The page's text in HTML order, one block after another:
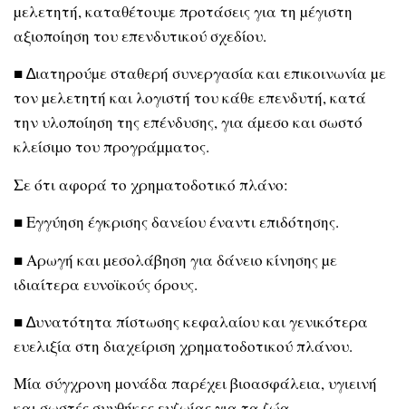
µελετητή, καταθέτουµε προτάσεις για τη µέγιστη
αξιοποίηση του επενδυτικού σχεδίου.
■ ∆ιατηρούµε σταθερή συνεργασία και επικοινωνία µε
τον µελετητή και λογιστή του κάθε επενδυτή, κατά
την υλοποίηση της επένδυσης, για άµεσο και σωστό
κλείσιµο του προγράµµατος.
Σε ότι αφορά το χρηµατοδοτικό πλάνο:
■ Εγγύηση έγκρισης δανείου έναντι επιδότησης.
■ Αρωγή και µεσολάβηση για δάνειο κίνησης µε
ιδιαίτερα ευνοϊκούς όρους.
■ ∆υνατότητα πίστωσης κεφαλαίου και γενικότερα
ευελιξία στη διαχείριση χρηµατοδοτικού πλάνου.
Μία σύγχρονη µονάδα παρέχει βιοασφάλεια, υγιεινή